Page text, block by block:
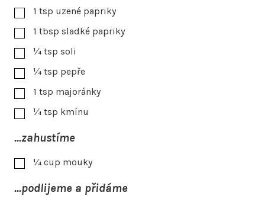
1 tsp uzené papriky
1 tbsp sladké papriky
¼ tsp soli
¼ tsp pepře
1 tsp majoránky
¼ tsp kmínu
...zahustíme
¼ cup mouky
...podlijeme a přidáme